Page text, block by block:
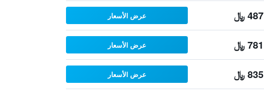
487 ﷼ عرض الأسعار
781 ﷼ عرض الأسعار
835 ﷼ عرض الأسعار